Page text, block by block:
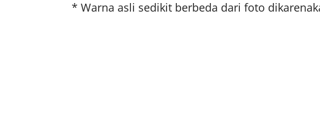
* Warna asli sedikit berbeda dari foto